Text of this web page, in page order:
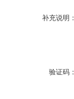
补充说明：
验证码：